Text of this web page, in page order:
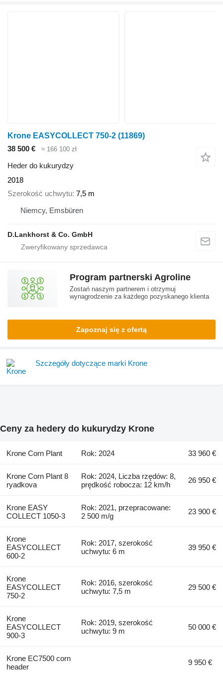
Krone EASYCOLLECT 750-2 (11869)
38 500 €
≈ 166 100 zł
Heder do kukurydzy
2018
Szerokość uchwytu 7,5 m
Niemcy, Emsbüren
D.Lankhorst & Co. GmbH
Program partnerski Agroline
Zostań naszym partnerem i otrzymuj
wynagrodzenie za każdego pozyskanego klienta
Zapoznaj się z ofertą
Szczegóły dotyczące marki Krone
Ceny za hedery do kukurydzy Krone
Krone Corn Plant Rok: 2024 33 960 €
Krone Corn Plant 8
ryadkova
Rok: 2024, Liczba rzędów: 8,
prędkość robocza: 12 km/h
26 950 €
Krone EASY
COLLECT 1050-3
Rok: 2021, przepracowane:
2 500 m/g
23 900 €
Krone
EASYCOLLECT
600-2
Rok: 2017, szerokość
uchwytu: 6 m
39 950 €
Krone
EASYCOLLECT
750-2
Rok: 2016, szerokość
uchwytu: 7,5 m
29 500 €
Krone
EASYCOLLECT
900-3
Rok: 2019, szerokość
uchwytu: 9 m
50 000 €
Krone EC7500 corn
header
9 950 €